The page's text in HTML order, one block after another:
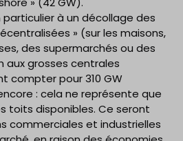
particulier à un décollage des
» (sur les maisons,
des supermarchés ou des
aux grosses centrales
compter pour 310 GW
: cela ne représente que
toits disponibles. Ce seront
commerciales et industrielles